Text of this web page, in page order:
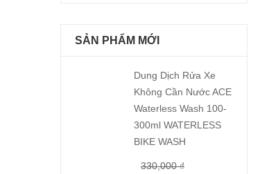
SẢN PHẨM MỚI
Dung Dịch Rửa Xe
Không Cần Nước ACE
Waterless Wash 100-
300ml WATERLESS
BIKE WASH
330,000₫